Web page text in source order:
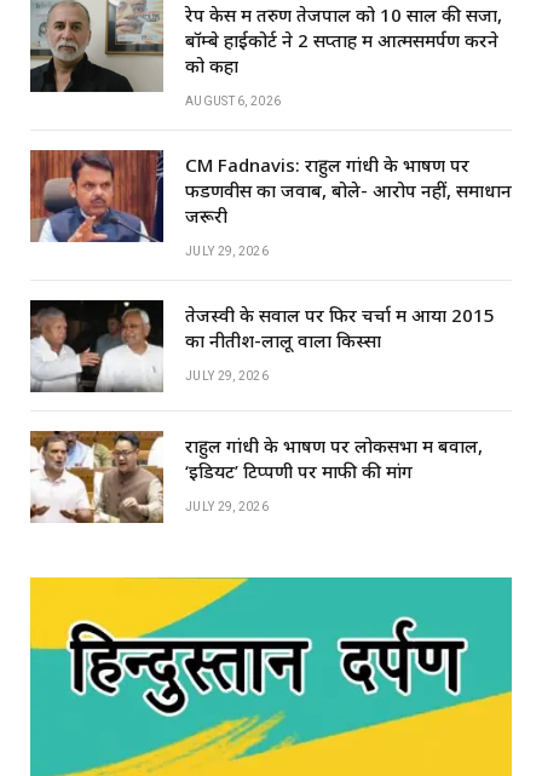
रेप केस में तरुण तेजपाल को 10 साल की सजा,
बॉम्बे हाईकोर्ट ने 2 सप्ताह में आत्मसमर्पण करने
को कहा
AUGUST 6, 2026
CM Fadnavis: राहुल गांधी के भाषण पर
फडणवीस का जवाब, बोले- आरोप नहीं, समाधान
जरूरी
JULY 29, 2026
तेजस्वी के सवाल पर फिर चर्चा में आया 2015
का नीतीश-लालू वाला किस्सा
JULY 29, 2026
राहुल गांधी के भाषण पर लोकसभा में बवाल,
‘इडियट’ टिप्पणी पर माफी की मांग
JULY 29, 2026